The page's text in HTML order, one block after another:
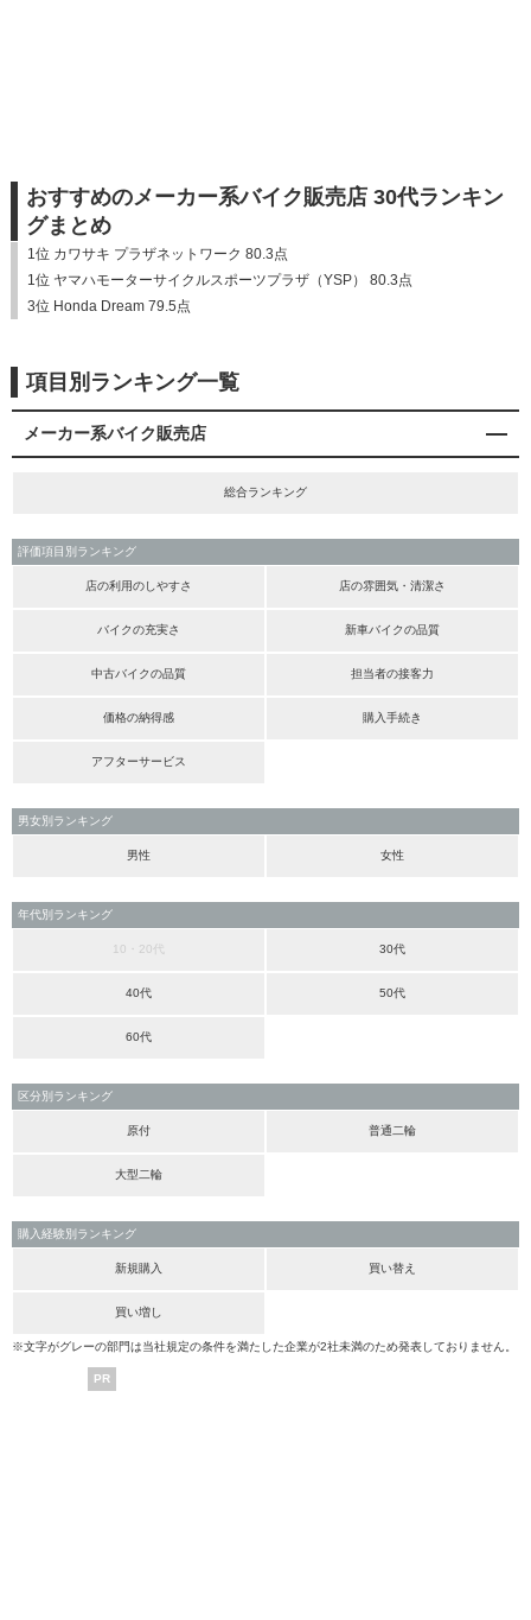
おすすめのメーカー系バイク販売店 30代ランキン
グまとめ
1位 カワサキ プラザネットワーク 80.3点
1位 ヤマハモーターサイクルスポーツプラザ（YSP） 80.3点
3位 Honda Dream 79.5点
項目別ランキング一覧
メーカー系バイク販売店
総合ランキング
評価項目別ランキング
店の利用のしやすさ 店の雰囲気・清潔さ
バイクの充実さ 新車バイクの品質
中古バイクの品質 担当者の接客力
価格の納得感 購入手続き
アフターサービス
男女別ランキング
男性 女性
年代別ランキング
10・20代 30代
40代 50代
60代
区分別ランキング
原付 普通二輪
大型二輪
購入経験別ランキング
新規購入 買い替え
買い増し
※文字がグレーの部門は当社規定の条件を満たした企業が2社未満のため発表しておりません。
PR